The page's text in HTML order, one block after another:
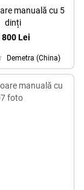
manuală cu 5
dinți
800 Lei
Demetra (China)